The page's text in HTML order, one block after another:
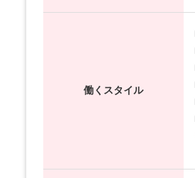
働くスタイル